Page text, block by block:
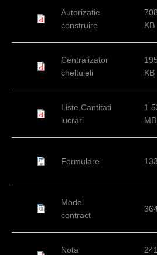
Autorizatie
construire
KB
Centralizator
cheltuieli
KB
Liste Cantitati
lucrari
MB
Formulare
Model
contract
Nota